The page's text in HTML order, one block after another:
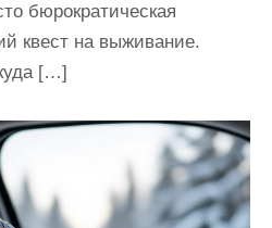
бюрократическая
квест на выживание.
[…]